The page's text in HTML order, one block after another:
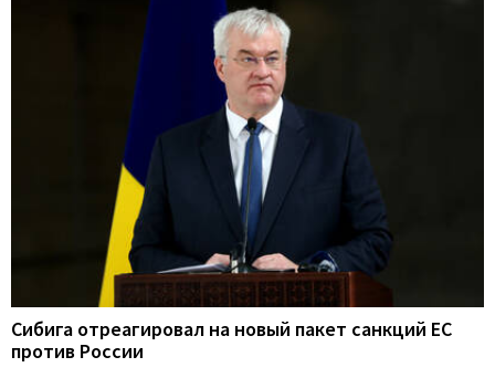
Сибига отреагировал на новый пакет санкций ЕС
против России